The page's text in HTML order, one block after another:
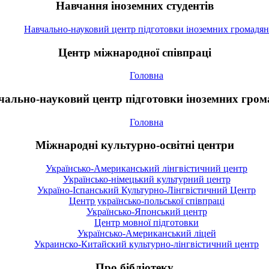
Навчання іноземних студентів
Навчально-науковий центр підготовки іноземних громадян
Центр міжнародної співпраці
Головна
науковий центр підготовки іноземних
Головна
Міжнародні культурно-освітні центри
Українсько-Американський лінгвістичний центр
Українсько-німецький культурний центр
Україно-Іспанський Культурно-Лінгвістичний Центр
Центр українсько-польської співпраці
Українсько-Японський центр
Центр мовної підготовки
Українсько-Американський ліцей
Украинско-Китайский культурно-лінгвістичний центр